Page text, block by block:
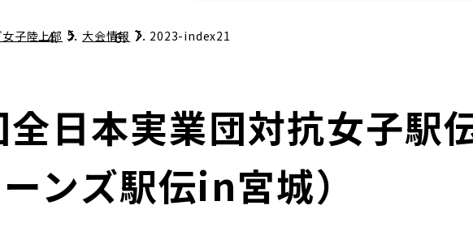
社長室通信
JP 改革実行委員会
広告ギャラリー
開示情報検索 外部からの評価
子陸上部 大会情報 2023-index21
日本実業団対抗女子駅
ーンズ駅伝in宮城）